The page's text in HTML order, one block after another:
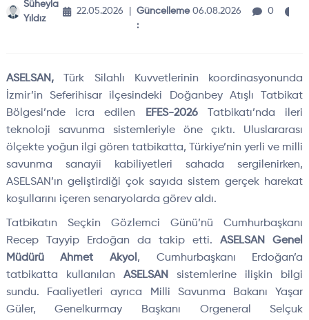
Süheyla
Yıldız
22.05.2026
Güncelleme
:
06.08.2026 0
ASELSAN,
Türk Silahlı Kuvvetlerinin koordinasyonunda
İzmir’in Seferihisar ilçesindeki Doğanbey Atışlı Tatbikat
Bölgesi’nde icra edilen EFES-2026
Tatbikatı’nda ileri
teknoloji savunma sistemleriyle öne çıktı. Uluslararası
ölçekte yoğun ilgi gören tatbikatta, Türkiye’nin yerli ve milli
savunma sanayii kabiliyetleri sahada sergilenirken,
ASELSAN’ın geliştirdiği çok sayıda sistem gerçek harekat
koşullarını içeren senaryolarda görev aldı.
Tatbikatın Seçkin Gözlemci Günü’nü Cumhurbaşkanı
Recep Tayyip Erdoğan da takip etti.ASELSAN Genel
Müdürü Ahmet Akyol , Cumhurbaşkanı Erdoğan’a
tatbikatta kullanılan ASELSAN
sistemlerine ilişkin bilgi
sundu. Faaliyetleri ayrıca Milli Savunma Bakanı Yaşar
Güler, Genelkurmay Başkanı Orgeneral Selçuk